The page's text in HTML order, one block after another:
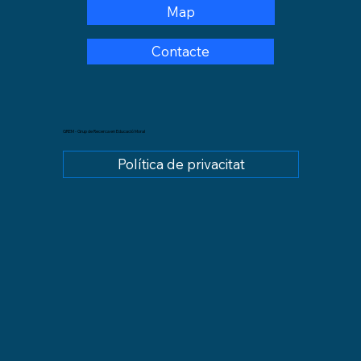
GREM - Grup de Recerca en Educació Moral
Política de privacitat
Map
Contacte